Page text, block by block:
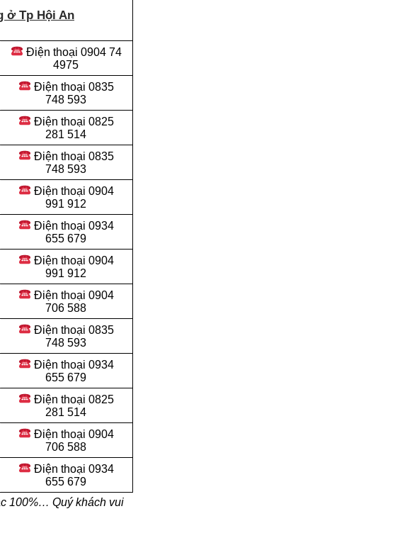
ở Tp Hội An
Điện thoại 0904 74
4975
Điện thoại 0835
748 593
Điện thoại 0825
281 514
Điện thoại 0835
748 593
Điện thoại 0904
991 912
Điện thoại 0934
655 679
Điện thoại 0904
991 912
Điện thoại 0904
706 588
Điện thoại 0835
748 593
Điện thoại 0934
655 679
Điện thoại 0825
281 514
Điện thoại 0904
706 588
Điện thoại 0934
655 679
100%… Quý khách vui